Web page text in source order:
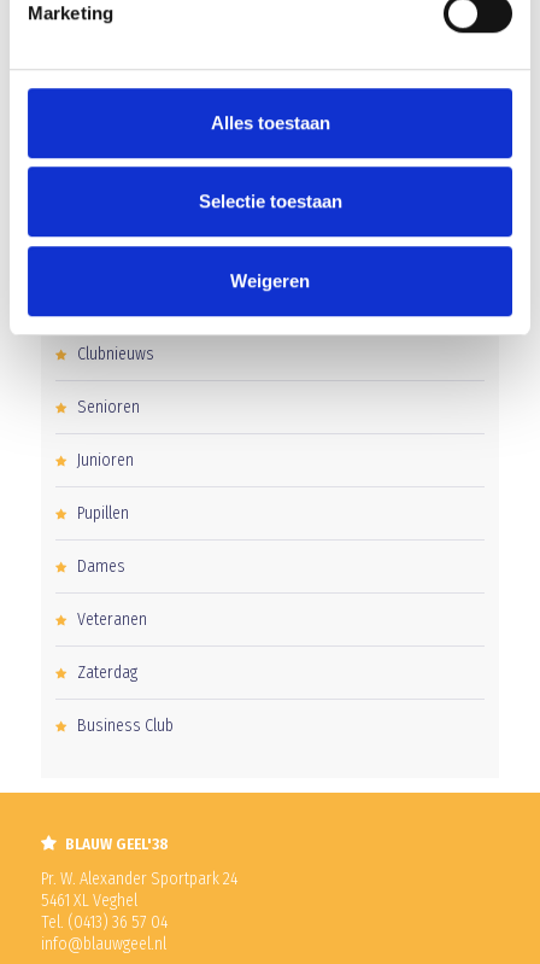
Marketing
Alles toestaan
Selectie toestaan
Weigeren
Groot onderhoud op ons sportpark
Overwinning op Mierlo Hout
Gelijkspel in eerste oefenwedstrijd tweede blok
Clubnieuws
Senioren
Junioren
Pupillen
Dames
Veteranen
Zaterdag
Business Club
BLAUW GEEL'38
Pr. W. Alexander Sportpark 24
5461 XL Veghel
Tel. (0413) 36 57 04
info@blauwgeel.nl